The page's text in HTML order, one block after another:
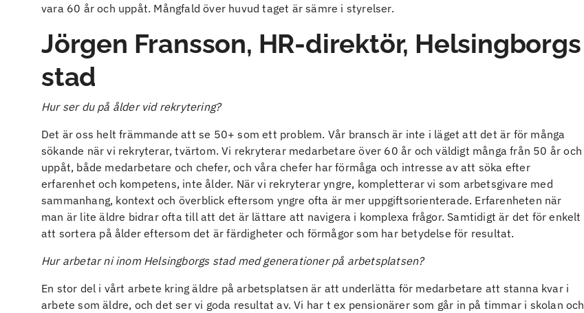
vara 60 år och uppåt. Mångfald över huvud taget är sämre i styrelser.
Jörgen Fransson, HR-direktör, Helsingborgs
stad
Hur ser du på ålder vid rekrytering?
Det är oss helt främmande att se 50+ som ett problem. Vår bransch är inte i läget att det är för många
sökande när vi rekryterar, tvärtom. Vi rekryterar medarbetare över 60 år och väldigt många från 50 år och
uppåt, både medarbetare och chefer, och våra chefer har förmåga och intresse av att söka efter
erfarenhet och kompetens, inte ålder. När vi rekryterar yngre, kompletterar vi som arbetsgivare med
sammanhang, kontext och överblick eftersom yngre ofta är mer uppgiftsorienterade. Erfarenheten när
man är lite äldre bidrar ofta till att det är lättare att navigera i komplexa frågor. Samtidigt är det för enkelt
att sortera på ålder eftersom det är färdigheter och förmågor som har betydelse för resultat.
Hur arbetar ni inom Helsingborgs stad med generationer på arbetsplatsen?
En stor del i vårt arbete kring äldre på arbetsplatsen är att underlätta för medarbetare att stanna kvar i
arbete som äldre, och det ser vi goda resultat av. Vi har t ex pensionärer som går in på timmar i skolan och